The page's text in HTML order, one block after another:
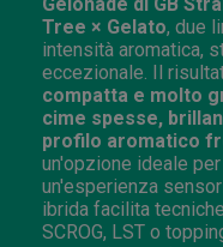
Tree × Gelato, due
intensità aromatica,
eccezionale. Il
compatta e molto
cime spesse,
profilo aromatico
un'opzione ideale
un'esperienza
ibrida facilita
SCROG, LST o